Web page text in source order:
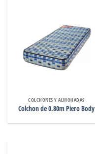
COLCHONES Y ALMOHADAS
Colchon de 0.80m Piero Body